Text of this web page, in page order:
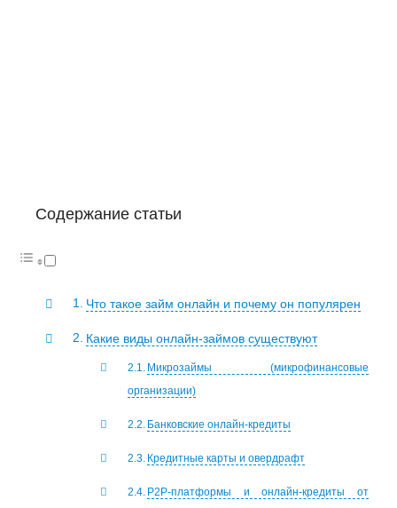
Содержание статьи
Что такое займ онлайн и почему он популярен
Какие виды онлайн-займов существуют
Микрозаймы (микрофинансовые
организации)
Банковские онлайн-кредиты
Кредитные карты и овердрафт
P2P-платформы и онлайн-кредиты от